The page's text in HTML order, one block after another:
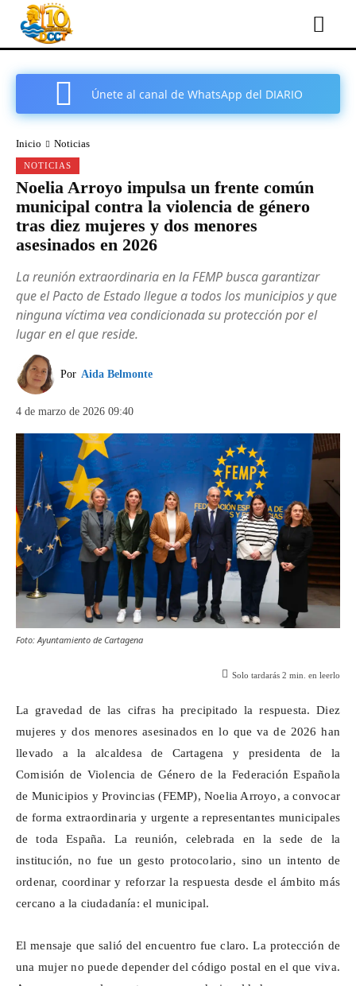
Únete al canal de WhatsApp del DIARIO
Inicio Noticias
NOTICIAS
Noelia Arroyo impulsa un frente común
municipal contra la violencia de género
tras diez mujeres y dos menores
asesinados en 2026
La reunión extraordinaria en la FEMP busca garantizar
que el Pacto de Estado llegue a todos los municipios y que
ninguna víctima vea condicionada su protección por el
lugar en el que reside.
Por Aida Belmonte
4 de marzo de 2026 09:40
Foto: Ayuntamiento de Cartagena
Solo tardarás 2 min. en leerlo
La gravedad de las cifras ha precipitado la respuesta. Diez
mujeres y dos menores asesinados en lo que va de 2026 han
llevado a la alcaldesa de Cartagena y presidenta de la
Comisión de Violencia de Género de la Federación Española
de Municipios y Provincias (FEMP), Noelia Arroyo, a convocar
de forma extraordinaria y urgente a representantes municipales
de toda España. La reunión, celebrada en la sede de la
institución, no fue un gesto protocolario, sino un intento de
ordenar, coordinar y reforzar la respuesta desde el ámbito más
cercano a la ciudadanía: el municipal.
El mensaje que salió del encuentro fue claro. La protección de
una mujer no puede depender del código postal en el que viva.